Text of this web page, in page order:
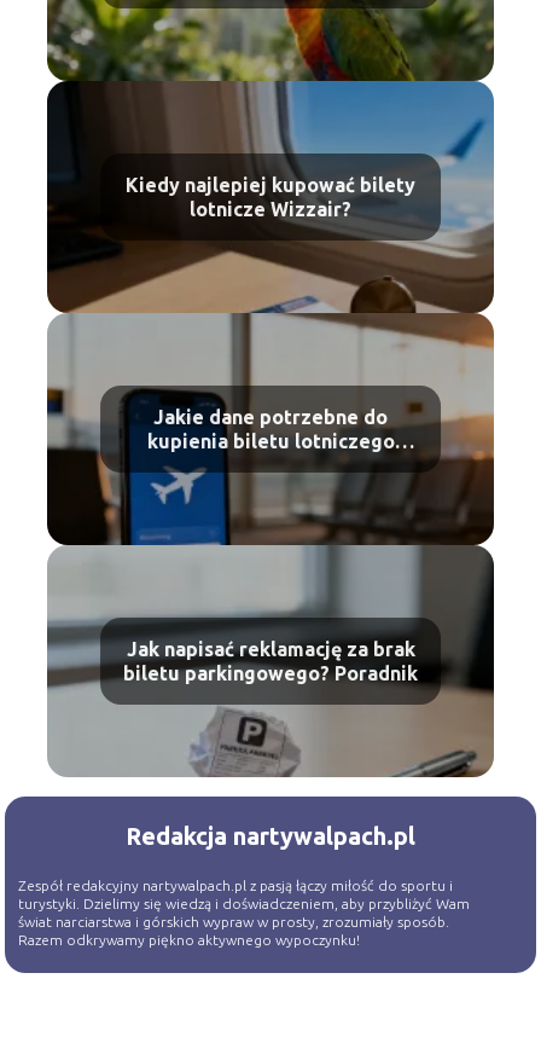
Kiedy najlepiej kupować bilety
lotnicze Wizzair?
Jakie dane potrzebne do
kupienia biletu lotniczego
Ryanair?
Jak napisać reklamację za brak
biletu parkingowego? Poradnik
Redakcja nartywalpach.pl
Zespół redakcyjny nartywalpach.pl z pasją łączy miłość do sportu i
turystyki. Dzielimy się wiedzą i doświadczeniem, aby przybliżyć Wam
świat narciarstwa i górskich wypraw w prosty, zrozumiały sposób.
Razem odkrywamy piękno aktywnego wypoczynku!